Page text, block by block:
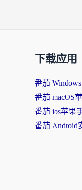
下载应用
番茄
番茄 macOS
番茄 ios苹果
番茄 Android